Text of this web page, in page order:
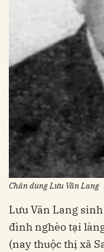
Chân dung Lưu Văn Lang
Lưu Văn Lang
đình nghèo tại
(nay thuộc thị xã